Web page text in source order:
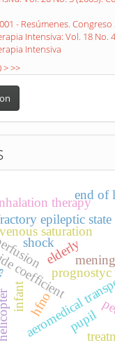
- Resúmenes. Congreso
Intensiva: Vol. 18 No.
Intensiva
>>>
venous saturation
shock
aeromedical
epileptic state
elderly
prognostyc
infant hfno
therapy
pupil
end of